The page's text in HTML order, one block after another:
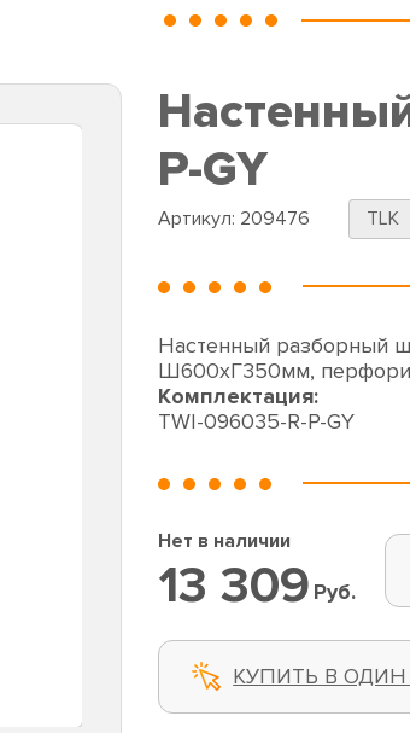
P-GY
Артикул: 209476 TLK
Настенный разборный
Ш600хГ350мм,
Комплектация:
TWI-096035-R-P-GY
Нет в наличии
13 309 Руб.
КУПИТЬ В